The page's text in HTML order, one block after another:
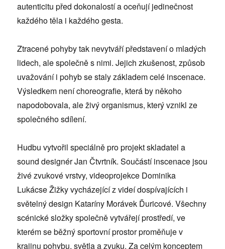
autenticitu před dokonalostí a oceňují jedinečnost
každého těla i každého gesta.
Ztracené pohyby tak nevytváří představení o mladých
lidech, ale společně s nimi. Jejich zkušenost, způsob
uvažování i pohyb se staly základem celé inscenace.
Výsledkem není choreografie, která by někoho
napodobovala, ale živý organismus, který vznikl ze
společného sdílení.
Hudbu vytvořil speciálně pro projekt skladatel a
sound designér Jan Čtvrtník. Součástí inscenace jsou
živé zvukové vrstvy, videoprojekce Dominika
Lukácse Žižky vycházející z videí dospívajících i
světelný design Kataríny Morávek Ďuricové. Všechny
scénické složky společně vytvářejí prostředí, ve
kterém se běžný sportovní prostor proměňuje v
krajinu pohybu, světla a zvuku. Za celým konceptem